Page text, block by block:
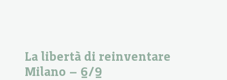
La libertà di reinventare
Milano – 6/9